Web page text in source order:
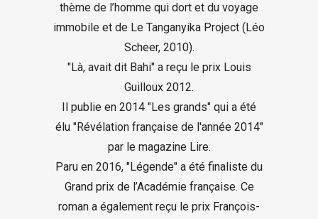
thème de l’homme qui dort et du voyage
immobile et de Le Tanganyika Project (Léo
Scheer, 2010).
"Là, avait dit Bahi" a reçu le prix Louis
Guilloux 2012.
Il publie en 2014 "Les grands" qui a été
élu "Révélation française de l'année 2014"
par le magazine Lire.
Paru en 2016, "Légende" a été finaliste du
Grand prix de l’Académie française. Ce
roman a également reçu le prix François-